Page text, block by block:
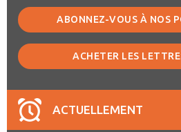
ABONNEZ-VOUS À NOS
ACHETER LES
ACTUELLEMENT